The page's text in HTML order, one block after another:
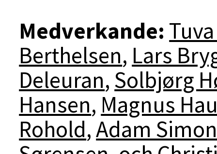
Medverkande:
Berthelsen, Lars
Deleuran, Solbjørg
Hansen, Magnus
Rohold,Adam